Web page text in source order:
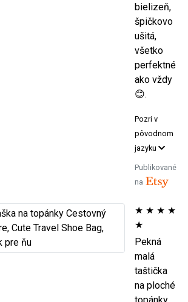
bielizeň,
špičkovo
ušitá,
všetko
perfektné
ako vždy
😊.
Pozri v
pôvodnom
jazyku
Publikované
na
★ ★ ★ ★
★
Pekná
malá
taštička
na ploché